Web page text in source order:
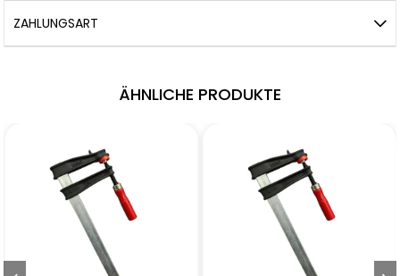
ZAHLUNGSART
ÄHNLICHE PRODUKTE